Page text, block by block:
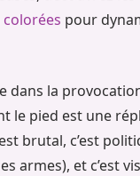
pour
dans la
le pied est une
brutal, c’est
armes), et c’est